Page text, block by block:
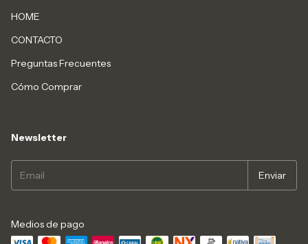
HOME
CONTACTO
Preguntas Frecuentes
Cómo Comprar
Newsletter
Medios de pago